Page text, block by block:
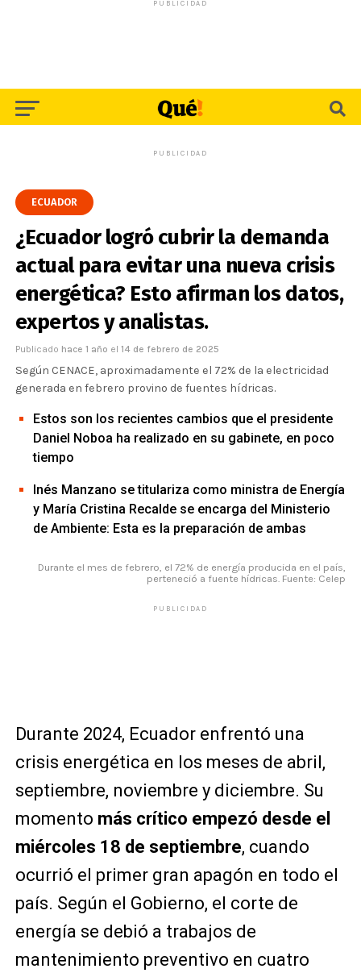
PUBLICIDAD
PUBLICIDAD
ECUADOR
¿Ecuador logró cubrir la demanda
actual para evitar una nueva crisis
energética? Esto afirman los datos,
expertos y analistas.
Publicado hace 1 año el 14 de febrero de 2025
Según CENACE, aproximadamente el 72% de la electricidad
generada en febrero provino de fuentes hídricas.
Estos son los recientes cambios que el presidente
Daniel Noboa ha realizado en su gabinete, en poco
tiempo
Inés Manzano se titulariza como ministra de Energía
y María Cristina Recalde se encarga del Ministerio
de Ambiente: Esta es la preparación de ambas
Durante el mes de febrero, el 72% de energía producida en el país,
perteneció a fuente hídricas. Fuente: Celep
PUBLICIDAD
Durante 2024, Ecuador enfrentó una
crisis energética en los meses de abril,
septiembre, noviembre y diciembre. Su
momento más crítico empezó desde el
miércoles 18 de septiembre, cuando
ocurrió el primer gran apagón en todo el
país. Según el Gobierno, el corte de
energía se debió a trabajos de
mantenimiento preventivo en cuatro